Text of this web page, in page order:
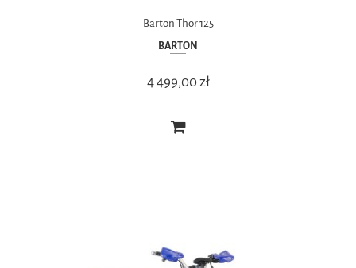
Barton Thor 125
BARTON
4 499,00 zł